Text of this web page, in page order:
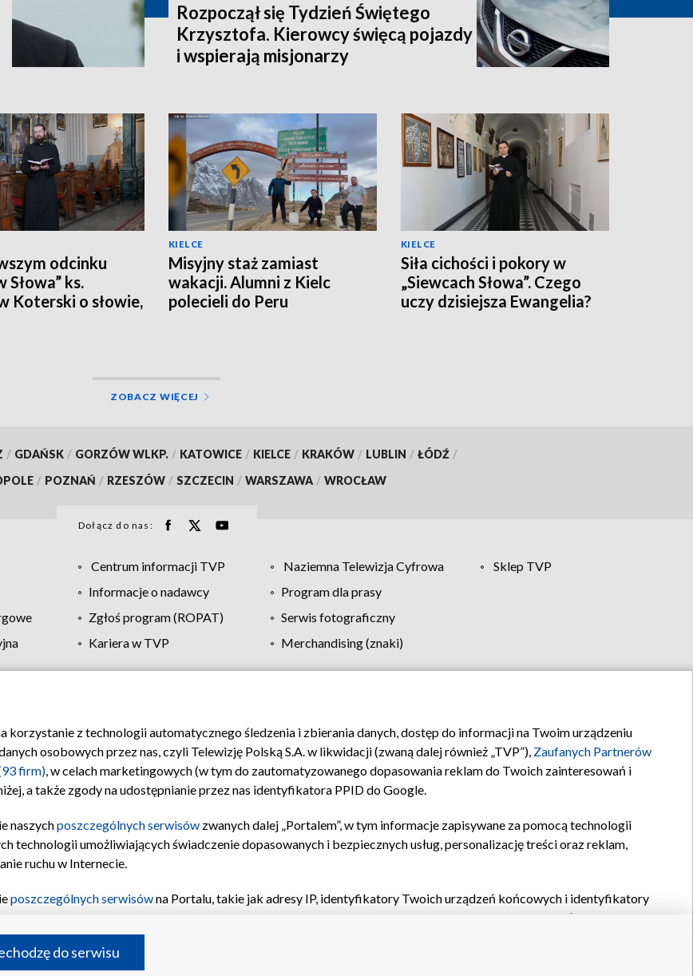
Rozpoczął się Tydzień Świętego
Krzysztofa. Kierowcy święcą pojazdy
i wspierają misjonarzy
odcinku
Słowa” ks.
Koterski o słowie,
KIELCE
Misyjny staż zamiast
wakacji. Alumni z Kielc
polecieli do Peru
KIELCE
Siła cichości i pokory w
„Siewcach Słowa”. Czego
uczy dzisiejsza Ewangelia?
ZOBACZ WIĘCEJ
/ GDAŃSK / GORZÓW WLKP. / KATOWICE / KIELCE / KRAKÓW / LUBLIN / ŁÓDŹ /
/ POZNAŃ / RZESZÓW / SZCZECIN / WARSZAWA / WROCŁAW
Dołącz do nas:
Centrum informacji TVP Naziemna Telewizja Cyfrowa
Sklep TVP
Informacje o nadawcy
Program dla prasy
Zgłoś program (ROPAT)
Serwis fotograficzny
Kariera w TVP
Merchandising (znaki)
prywatności Moje zgody Pomoc Biuro reklamy Kontakt
z technologii automatycznego śledzenia i zbierania danych, dostęp do informacji na Twoim urządzeniu
osobowych przez nas, czyli Telewizję Polską S.A. w likwidacji (zwaną dalej również „TVP”), Zaufanych Partnerów
firm), w celach marketingowych (w tym do zautomatyzowanego dopasowania reklam do Twoich zainteresowań i
a także zgody na udostępnianie przez nas identyfikatora PPID do Google.
naszychposzczególnych serwisów zwanych dalej „Portalem”, w tym informacje zapisywane za pomocą technologii
umożliwiających świadczenie dopasowanych i bezpiecznych usług, personalizację treści oraz reklam,
ruchu w Internecie.
poszczególnych serwisówna Portalu, takie jak adresy IP, identyfikatory Twoich urządzeń końcowych i identyfikatory
oraz pozostałych
informacji na urządzeniu lub dostęp do nich, wyboru podstawowych reklam, wyboru spersonalizowanych
spersonalizowanych treści, wyboru spersonalizowanych treści, pomiaru wydajności reklam, pomiaru wydajności
do serwisu